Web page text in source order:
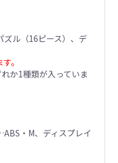
ル（16ピース）、デ
。
か1種類が入っていま
・M、ディスプレイ